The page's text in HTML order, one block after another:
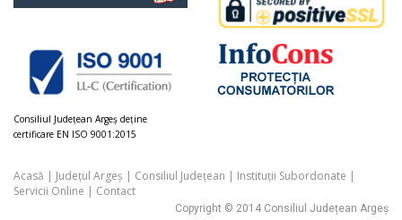
Consiliul Judeţean Argeș deţine
certificare EN ISO 9001:2015
Acasă | Județul Argeș | Consiliul Județean | Instituții Subordonate |
Servicii Online | Contact
Copyright © 2014 Consiliul Județean Argeș